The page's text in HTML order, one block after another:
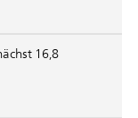
16,8